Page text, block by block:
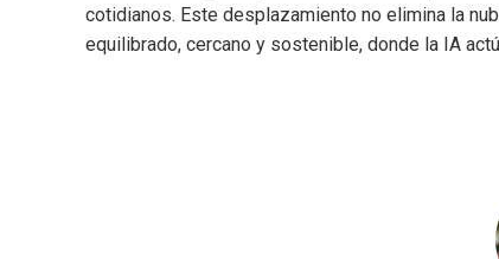
cotidianos. Este desplazamiento no elimina la
equilibrado, cercano y sostenible, donde la IA